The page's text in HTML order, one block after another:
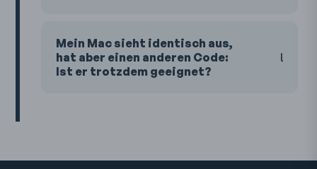
Mein Mac sieht identisch aus,
hat aber einen anderen Code:
Ist er trotzdem geeignet?